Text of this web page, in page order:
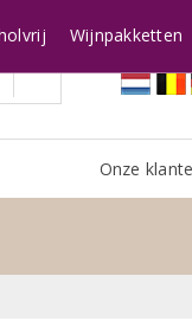
Onze
Wijnpakketten